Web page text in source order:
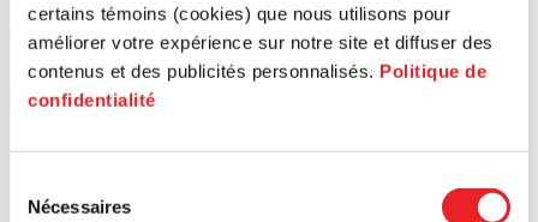
certains témoins (cookies) que nous utilisons pour
améliorer votre expérience sur notre site et diffuser des
contenus et des publicités personnalisés. Politique de
confidentialité
Nécessaires